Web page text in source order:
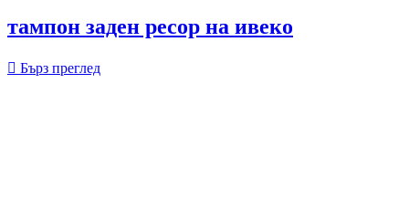
тампон заден ресор на ивеко
 Бърз преглед